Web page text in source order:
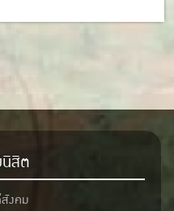
สิต
งคม